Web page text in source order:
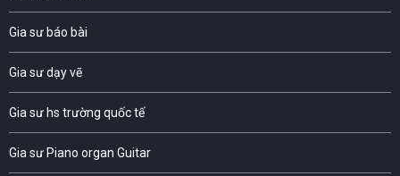
Gia sư báo bài
Gia sư dạy vẽ
Gia sư hs trường quốc tế
Gia sư Piano organ Guitar